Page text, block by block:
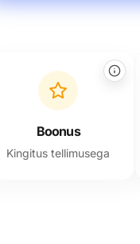
Boonus
Kingitus tellimusega